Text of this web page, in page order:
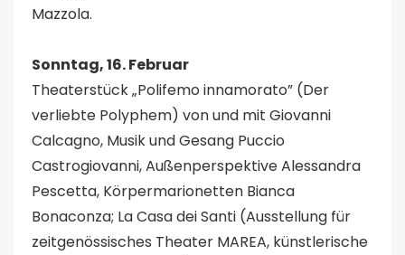
Mazzola.
Sonntag, 16. Februar
Theaterstück „Polifemo innamorato” (Der
verliebte Polyphem) von und mit Giovanni
Calcagno, Musik und Gesang Puccio
Castrogiovanni, Außenperspektive Alessandra
Pescetta, Körpermarionetten Bianca
Bonaconza; La Casa dei Santi (Ausstellung für
zeitgenössisches Theater MAREA, künstlerische